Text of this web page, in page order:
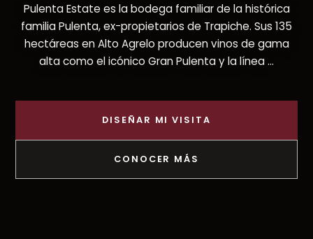
Pulenta Estate es la bodega familiar de la histórica
familia Pulenta, ex-propietarios de Trapiche. Sus 135
hectáreas en Alto Agrelo producen vinos de gama
alta como el icónico Gran Pulenta y la línea ...
DISEÑAR MI VISITA
CONOCER MÁS